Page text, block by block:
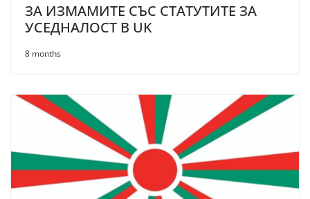
ЗА ИЗМАМИТЕ СЪС СТАТУТИТЕ ЗА
УСЕДНАЛОСТ В UK
8 months